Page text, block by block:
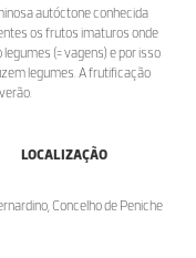
autóctone conhecida
os frutos imaturos onde
(= vagens) e por isso
legumes. A frutificação
LOCALIZAÇÃO
Concelho de Peniche